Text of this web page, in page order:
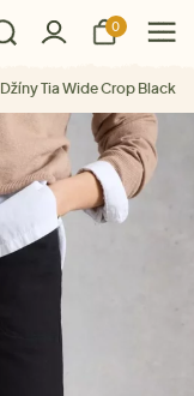
0
Džíny Tia Wide Crop Black